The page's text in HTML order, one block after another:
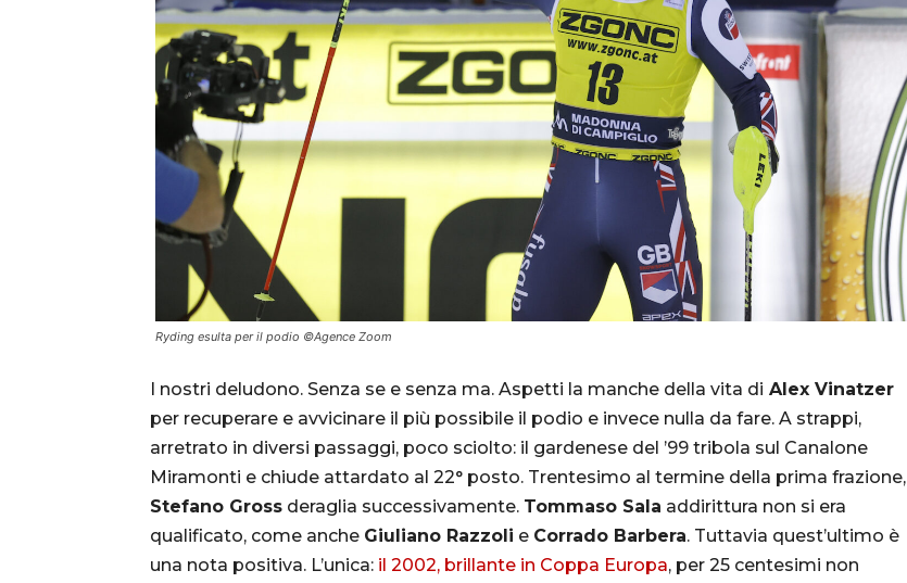
Ryding esulta per il podio ©Agence Zoom
I nostri deludono. Senza se e senza ma. Aspetti la manche della vita di Alex Vinatzer
per recuperare e avvicinare il più possibile il podio e invece nulla da fare. A strappi,
arretrato in diversi passaggi, poco sciolto: il gardenese del ’99 tribola sul Canalone
Miramonti e chiude attardato al 22° posto. Trentesimo al termine della prima frazione,
Stefano Gross deraglia successivamente. Tommaso Sala addirittura non si era
qualificato, come anche Giuliano Razzoli e Corrado Barbera. Tuttavia quest’ultimo è
una nota positiva. L’unica: il 2002, brillante in Coppa Europa, per 25 centesimi non